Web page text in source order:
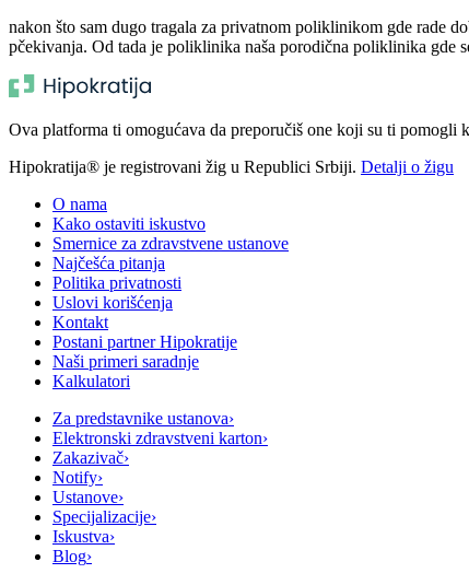
nakon što sam dugo tragala za privatnom poliklinikom gde rade
pčekivanja. Od tada je poliklinika naša porodična poliklinika gde
Ova platforma ti omogućava da preporučiš one koji su ti
Hipokratija® je registrovani žig u Republici Srbiji. Detalji o žigu
O nama
Kako ostaviti iskustvo
Smernice za zdravstvene ustanove
Najčešća pitanja
Politika privatnosti
Uslovi korišćenja
Kontakt
Postani partner Hipokratije
Naši primeri saradnje
Kalkulatori
Za predstavnike ustanova›
Elektronski zdravstveni karton›
Zakazivač›
Notify›
Ustanove›
Specijalizacije›
Iskustva›
Blog›